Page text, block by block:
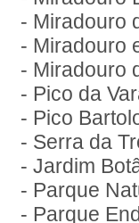
- Miradouro
- Miradouro
- Miradouro
- Pico da
- Pico
- Serra da
- Jardim
- Parque
- Parque